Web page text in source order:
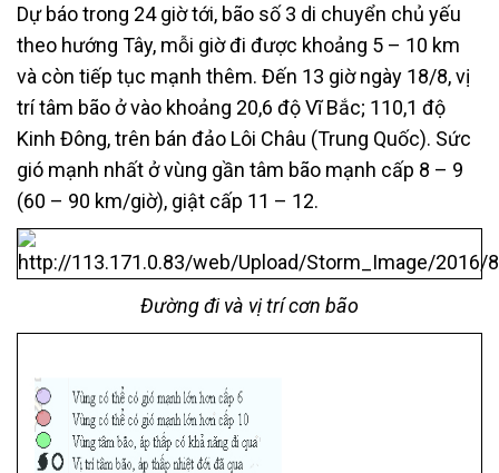
Dự báo trong 24 giờ tới, bão số 3 di chuyển chủ yếu
theo hướng Tây, mỗi giờ đi được khoảng 5 – 10 km
và còn tiếp tục mạnh thêm. Đến 13 giờ ngày 18/8, vị
trí tâm bão ở vào khoảng 20,6 độ Vĩ Bắc; 110,1 độ
Kinh Đông, trên bán đảo Lôi Châu (Trung Quốc). Sức
gió mạnh nhất ở vùng gần tâm bão mạnh cấp 8 – 9
(60 – 90 km/giờ), giật cấp 11 – 12.
Đường đi và vị trí cơn bão